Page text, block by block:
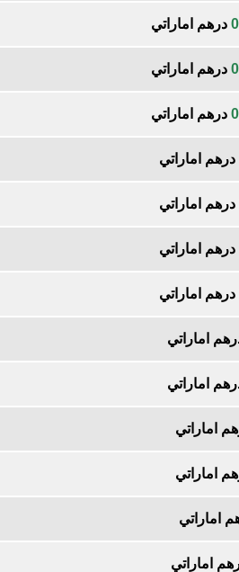
درهم اماراتي
درهم اماراتي
درهم اماراتي
درهم اماراتي
درهم اماراتي
درهم اماراتي
درهم اماراتي
اماراتي
اماراتي
اماراتي
اماراتي
اماراتي
اماراتي